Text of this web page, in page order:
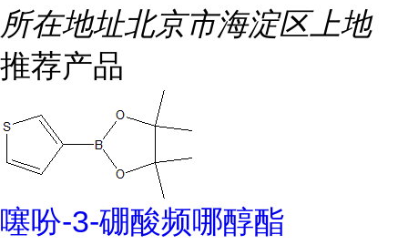
所在地址北京市海淀区上地
推荐产品
噻吩-3-硼酸频哪醇酯